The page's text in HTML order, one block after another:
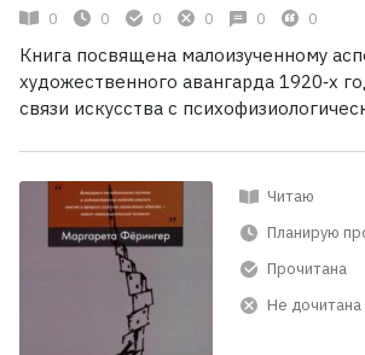
0 0 0 0 0 0
Книга посвящена малоизученному
художественного авангарда 1920‐х
связи искусства с
Читаю
Планирую
Прочитана
Не дочитана